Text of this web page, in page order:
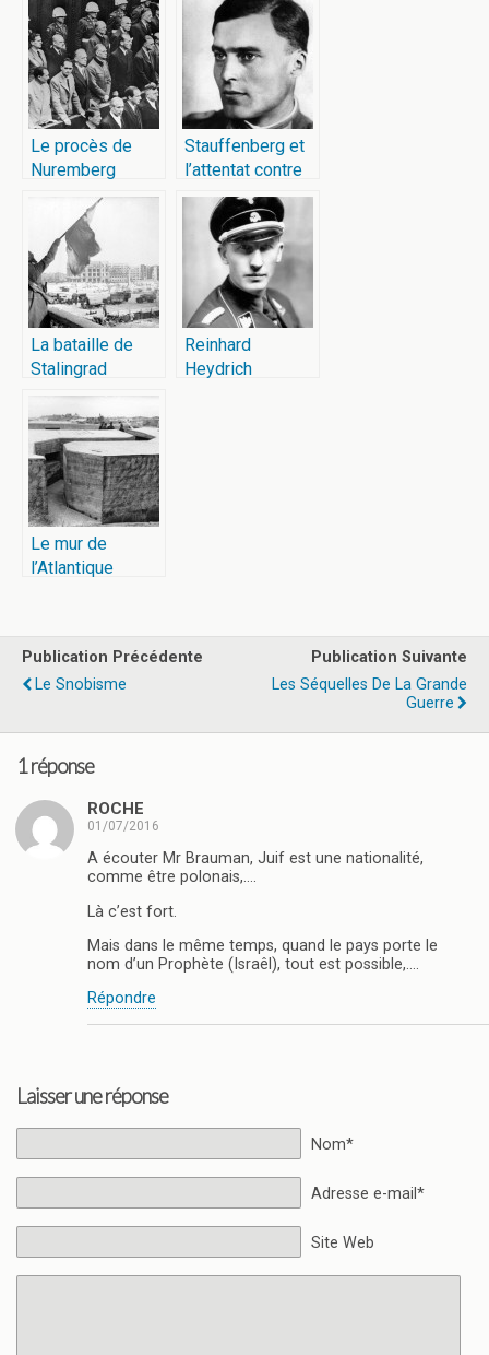
Le procès de
Nuremberg
Stauffenberg et
l’attentat contre
Hitler
La bataille de
Stalingrad
Reinhard
Heydrich
Le mur de
l’Atlantique
Publication Précédente
Le Snobisme
Publication Suivante
Les Séquelles De La Grande
Guerre
1 réponse
ROCHE
01/07/2016
A écouter Mr Brauman, Juif est une nationalité,
comme être polonais,….
Là c’est fort.
Mais dans le même temps, quand le pays porte le
nom d’un Prophète (Israêl), tout est possible,….
Répondre
Laisser une réponse
Nom*
Adresse e-mail*
Site Web